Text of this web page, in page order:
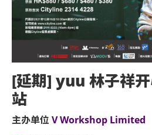
[延期] yuu 林子祥
站
主办单位 V Workshop Limited